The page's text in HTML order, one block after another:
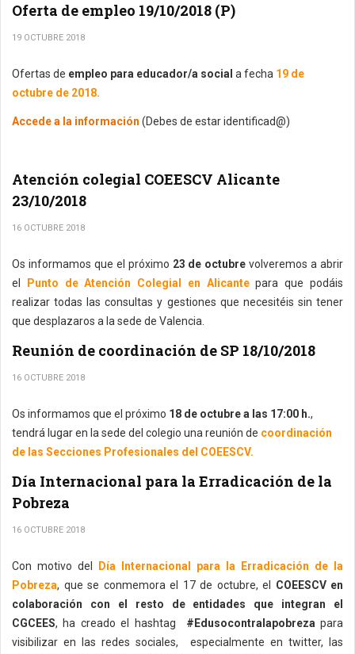
Oferta de empleo 19/10/2018 (P)
19 OCTUBRE 2018
Ofertas de empleo para educador/a social a fecha 19 de
octubre de 2018.
Accede a la información (Debes de estar identificad@)
Atención colegial COEESCV Alicante
23/10/2018
16 OCTUBRE 2018
Os informamos que el próximo 23 de octubre volveremos a abrir
el
Punto de Atención Colegial en Alicantepara que podáis
realizar todas las consultas y gestiones que necesitéis sin tener
que desplazaros a la sede de Valencia.
Reunión de coordinación de SP 18/10/2018
16 OCTUBRE 2018
Os informamos que el próximo 18 de octubre a las 17:00 h.,
tendrá lugar en la sede del colegio una reunión de coordinación
de las Secciones Profesionales del COEESCV.
Día Internacional para la Erradicación de la
Pobreza
16 OCTUBRE 2018
Con motivo del
Día Internacional para la Erradicación de la
Pobreza, que se conmemora el 17 de octubre, el COEESCV en
colaboración con el resto de entidades que integran el
CGCEES, ha creado el hashtag #Edusocontralapobreza para
visibilizar en las redes sociales, especialmente en twitter, las